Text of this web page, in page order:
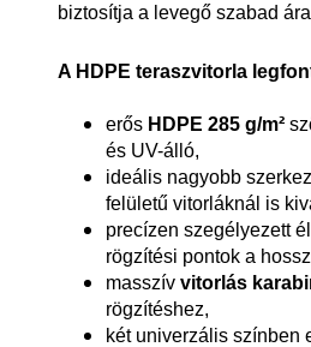
biztosítja a levegő szabad
A HDPE teraszvitorla
erős HDPE 285 g/m²
és UV-álló,
ideális nagyobb
felületű vitorláknál is
precízen szegélyezett
rögzítési pontok a
masszív vitorlás
rögzítéshez,
két univerzális színben